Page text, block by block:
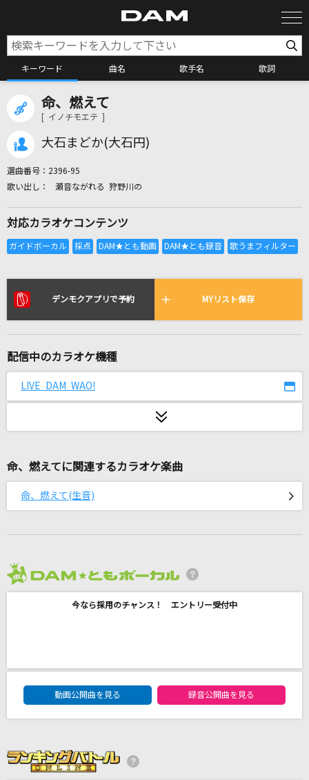
キーワード 曲名 歌手名 歌詞
カラオケ店舗検索
全国りれき
ルヴァ(関俊彦)
DECO*27
[生音]KissHug
aiko
LAST DANCE
BIGBANG [ビッグバン]
サスケ
命、燃えて
[ イノチモエテ ]
大石まどか(大石円)
選曲番号： 2396-95
瀬音ながれる 狩野川の
対応カラオケコンテンツ
デンモクアプリで予約 MYリスト保存
配信中のカラオケ機種
LIVE DAM WAO!
命、燃えてに関連するカラオケ楽曲
命、燃えて(生音)
今なら採用のチャンス！ エントリー受付中
DAM★ともボーカルエントリーランキング
動画公開曲を見る
録音公開曲を見る